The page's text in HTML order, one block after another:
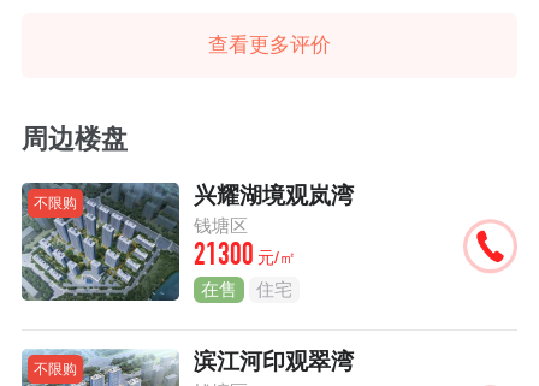
查看更多评价
周边楼盘
不限购 兴耀湖境观岚湾
钱塘区
21300 元/㎡
在售 住宅
不限购 滨江河印观翠湾